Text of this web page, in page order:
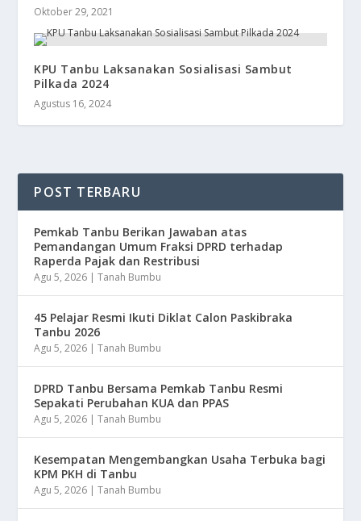
Oktober 29, 2021
KPU Tanbu Laksanakan Sosialisasi Sambut
Pilkada 2024
Agustus 16, 2024
POST TERBARU
Pemkab Tanbu Berikan Jawaban atas
Pemandangan Umum Fraksi DPRD terhadap
Raperda Pajak dan Restribusi
Agu 5, 2026 |Tanah Bumbu
45 Pelajar Resmi Ikuti Diklat Calon Paskibraka
Tanbu 2026
Agu 5, 2026 |Tanah Bumbu
DPRD Tanbu Bersama Pemkab Tanbu Resmi
Sepakati Perubahan KUA dan PPAS
Agu 5, 2026 |Tanah Bumbu
Kesempatan Mengembangkan Usaha Terbuka bagi
KPM PKH di Tanbu
Agu 5, 2026 |Tanah Bumbu